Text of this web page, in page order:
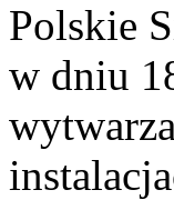
Polskie
w dniu